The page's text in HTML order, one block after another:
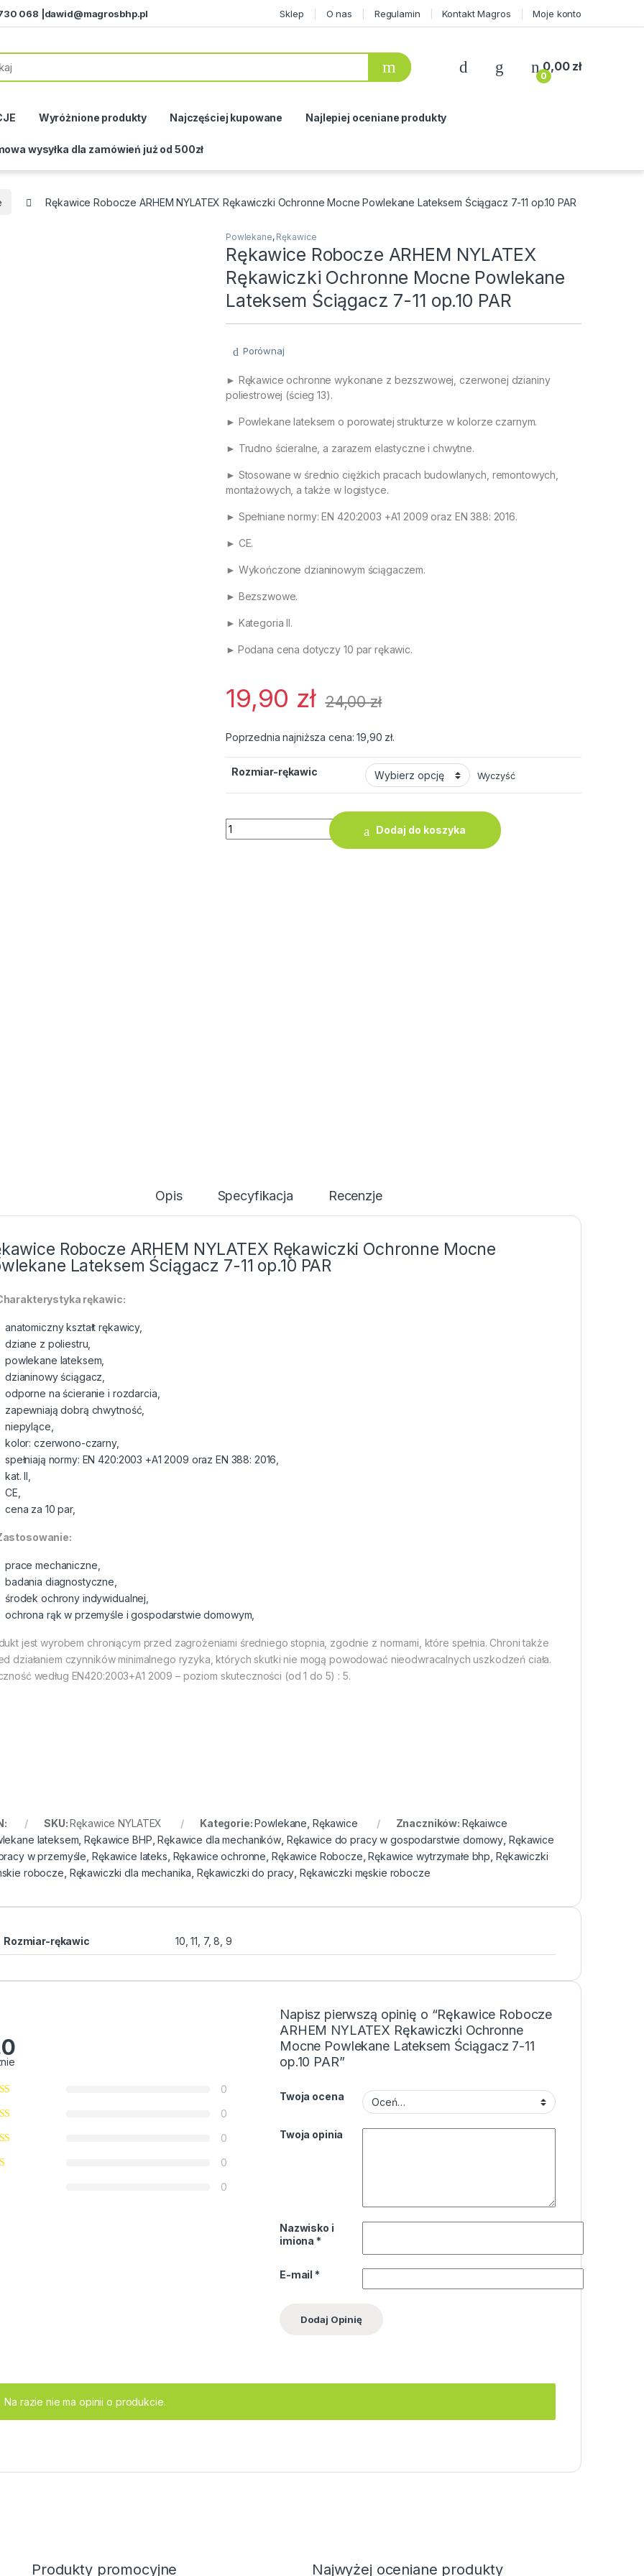
068 | dawid@magrosbhp.pl Sklep O nas Regulamin Kontakt Magros Moje konto
0
0,00 zł
Wyróżnione produkty Najczęściej kupowane Najlepiej oceniane produkty
wysyłka dla zamówień już od 500zł
Rękawice Robocze ARHEM NYLATEX Rękawiczki Ochronne Mocne Powlekane Lateksem Ściągacz 7-11 op.10 PAR
Powlekane, Rękawice
Rękawice Robocze ARHEM NYLATEX
Rękawiczki Ochronne Mocne Powlekane
Lateksem Ściągacz 7-11 op.10 PAR
Porównaj
► Rękawice ochronne wykonane z bezszwowej, czerwonej dzianiny
poliestrowej (ścieg 13).
► Powlekane lateksem o porowatej strukturze w kolorze czarnym.
► Trudno ścieralne, a zarazem elastyczne i chwytne.
► Stosowane w średnio ciężkich pracach budowlanych, remontowych,
montażowych, a także w logistyce.
► Spełniane normy: EN 420:2003 +A1 2009 oraz EN 388: 2016.
► CE.
► Wykończone dzianinowym ściągaczem.
► Bezszwowe.
► Kategoria II.
► Podana cena dotyczy 10 par rękawic.
19,90 zł 24,00zł
Poprzednia najniższa cena:19,90 zł.
Rozmiar-rękawic Wyczyść
ilość Rękawice Robocze ARHEM NYLATEX Rękawiczki Ochronne Mocne
Dodaj do koszyka
Opis Specyfikacja Recenzje
Robocze ARHEM NYLATEX Rękawiczki Ochronne Mocne
Lateksem Ściągacz 7-11 op.10 PAR
rękawic:
anatomiczny kształt rękawicy,
dziane z poliestru,
powlekane lateksem,
dzianinowy ściągacz,
odporne na ścieranie i rozdarcia,
zapewniają dobrą chwytność,
niepylące,
kolor: czerwono-czarny,
spełniają normy: EN 420:2003 +A1 2009 oraz EN 388: 2016,
kat. II,
CE,
cena za 10 par,
prace mechaniczne,
badania diagnostyczne,
środek ochrony indywidualnej,
ochrona rąk w przemyśle i gospodarstwie domowym,
jest wyrobem chroniącym przed zagrożeniami średniego stopnia, zgodnie z normami, które spełnia. Chroni także
działaniem czynników minimalnego ryzyka, których skutki nie mogą powodować nieodwracalnych uszkodzeń ciała.
według EN420:2003+A1 2009 – poziom skuteczności (od 1 do 5) : 5.
SKU:Rękawice NYLATEX Kategorie:Powlekane, Rękawice Znaczników: Rękaiwce
lateksem,Rękawice BHP,Rękawice dla mechaników, Rękawice do pracy w gospodarstwie domowy, Rękawice
w przemyśle, Rękawice lateks, Rękawice ochronne, Rękawice Robocze,Rękawice wytrzymałe bhp, Rękawiczki
robocze, Rękawiczki dla mechanika,Rękawiczki do pracy,Rękawiczki męskie robocze
Rozmiar-rękawic 10, 11, 7, 8, 9
0
0
0
0
0
Napisz pierwszą opinię o “Rękawice Robocze
ARHEM NYLATEX Rękawiczki Ochronne
Mocne Powlekane Lateksem Ściągacz 7-11
op.10 PAR”
Twoja ocena
Twoja opinia
Nazwisko i
imiona *
E-mail *
Na razie nie ma opinii o produkcie.
Produkty promocyjne Najwyżej oceniane produkty